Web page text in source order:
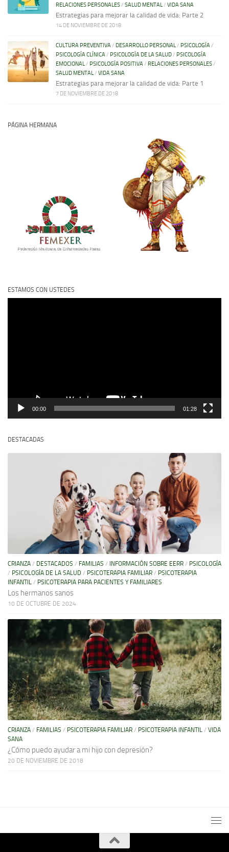
RELACIONES PERSONALES/ SALUD MENTAL/ VIDA SANA
Estrategias para mejorar la calidad de vida: Parte 2
14 DE NOVIEMBRE DE 2018
CULTURA PREVENTIVA/ DESARROLLO PERSONAL/ PSICOLOGÍA/
PSICOLOGÍA CLÍNICA/ PSICOLOGÍA DE LA SALUD/ PSICOLOGÍA
EMOCIONAL/ PSICOLOGÍA POSITIVA/ RELACIONES PERSONALES/
SALUD MENTAL/ VIDA SANA
Estrategias para mejorar la calidad de vida: Parte 1
7 DE NOVIEMBRE DE 2018
PÁGINA HERMANA
ESTAMOS CON USTEDES
00:00 01:28
DESTACADAS
CRIANZA / DESTACADOS / FAMILIAS / INFORMACIÓN SOBRE EERR / PSICOLOGÍA
/ PSICOLOGÍA DE LA SALUD / PSICOTERAPIA FAMILIAR / PSICOTERAPIA
INFANTIL / PSICOTERAPIA PARA PACIENTES Y FAMILIARES
Los hermanos sanos
10 DE OCTUBRE DE 2024
CRIANZA / FAMILIAS / PSICOTERAPIA FAMILIAR / PSICOTERAPIA INFANTIL / VIDA
SANA
¿Cómo puedo ayudar a mi hijo con depresión?
20 DE NOVIEMBRE DE 2018